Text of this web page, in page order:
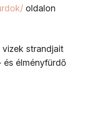
oldalon
strandjait
és élményfürdő